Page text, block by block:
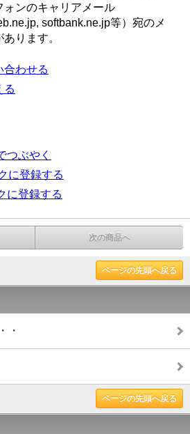
ォンのキャリアメール
softbank.ne.jp等）宛のメ
ります。
合わせる
る
つぶやく
に登録する
に登録する
次の商品へ
ページの先頭へ戻る
・
ページの先頭へ戻る